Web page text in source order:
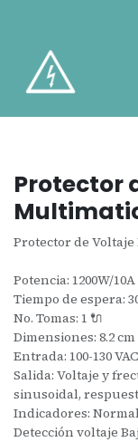
Protector
Multimatic
Protector de Voltaje
Potencia: 1200W/10A
Tiempo de espera:
No. Tomas: 1 🔌
Dimensiones: 8.2 cm
Entrada: 100-130
Salida: Voltaje y
sinusoidal,
Indicadores:
Detección voltaje